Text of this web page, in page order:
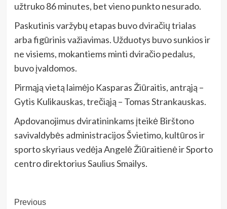
užtruko 86 minutes, bet vieno punkto nesurado.
Paskutinis varžybų etapas buvo dviračių trialas
arba figūrinis važiavimas. Užduotys buvo sunkios ir
ne visiems, mokantiems minti dviračio pedalus,
buvo įvaldomos.
Pirmąją vietą laimėjo Kasparas Žiūraitis, antrąją –
Gytis Kulikauskas, trečiąją – Tomas Strankauskas.
Apdovanojimus dviratininkams įteikė Birštono
savivaldybės administracijos Švietimo, kultūros ir
sporto skyriaus vedėja Angelė Žiūraitienė ir Sporto
centro direktorius Saulius Smailys.
Post
Previous